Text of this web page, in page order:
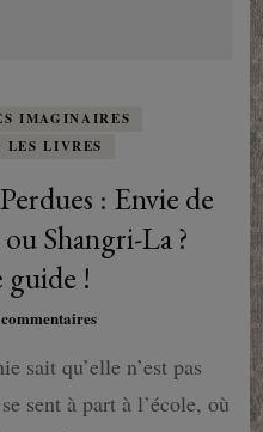
IMAGINAIRES
LES LIVRES
: Envie de
Shangri-La ?
guide !
sur
des
Perdues
sait qu’elle n’est pas
sent à part à l’école, où